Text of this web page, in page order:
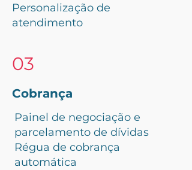
Personalização de
atendimento
03
Cobrança
Painel de negociação e
parcelamento de dívidas
Régua de cobrança
automática